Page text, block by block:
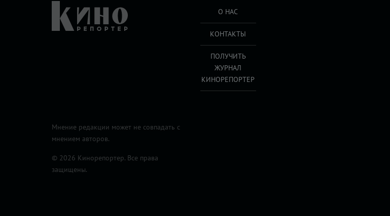
О НАС
КОНТАКТЫ
ПОЛУЧИТЬ
ЖУРНАЛ
КИНОРЕПОРТЕР
Мнение редакции может не совпадать с
мнением авторов.
© 2026 Кинорепортер. Все права
защищены.